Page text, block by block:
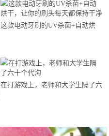
这款电动牙刷的UV杀菌+自动烘
在打游戏上，老师和大学生隔了六